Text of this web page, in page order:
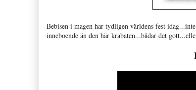
Bebisen i magen har tydligen världens fest
inneboende än den här krabaten...bådar det